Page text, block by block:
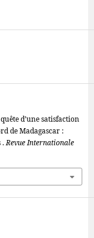
d’une satisfaction
de Madagascar :
.Revue Internationale